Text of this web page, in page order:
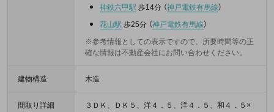
神鉄六甲駅 歩14分 （神戸電鉄有馬線）
花山駅 歩25分 （神戸電鉄有馬線）
※参考情報としての表示ですので、所要時間等の正
確な情報は不動産会社にお問い合わせください。
建物構造 木造
間取り詳細
３ＤＫ、ＤＫ５、洋４．５、洋４．５、和４．５×